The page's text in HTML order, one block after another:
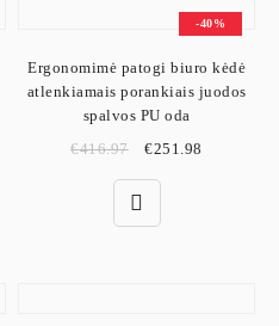
-40%
Ergonomimė patogi biuro kėdė
atlenkiamais porankiais juodos
spalvos PU oda
€416.97 €251.98